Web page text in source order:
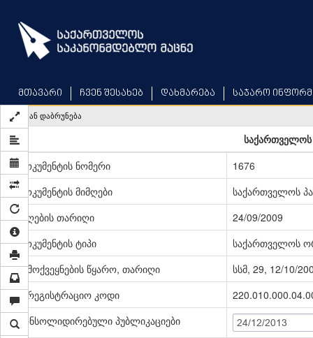
main
content
მთავარი ჩვენ შესახებ დახმარება საჯარო
უკან დაბრუნება
საქართველოს
დოკუმენტის ნომერი
1676
დოკუმენტის მიმღები
საქართველოს
მიღების თარიღი
24/09/2009
დოკუმენტის ტიპი
საქართველოს
გამოქვეყნების წყარო, თარიღი
სსმ, 29, 12/10/
სარეგისტრაციო კოდი
კონსოლიდირებული პუბლიკაციები
24/12/2013